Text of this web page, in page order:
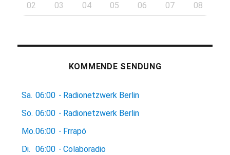
02 03 04 05 06 07 08
KOMMENDE SENDUNG
Sa. 06:00 - Radionetzwerk Berlin
So. 06:00 - Radionetzwerk Berlin
Mo.06:00 - Frrapó
Di.
06:00 - Colaboradio